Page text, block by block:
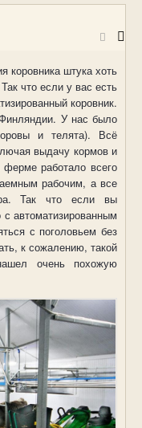
коровника штука хоть
что если у вас есть
коровник.
У нас было
и телята). Всё
выдачу кормов и
работало всего
рабочим, а все
Так что если вы
с автоматизированным
с поголовьем без
к сожалению, такой
очень похожую